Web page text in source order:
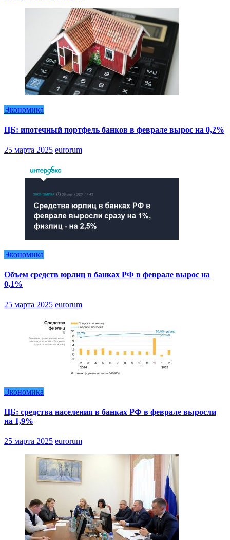
Экономика
ЦБ: ипотечный портфель банков в феврале вырос на 0,2%
25 марта 2025 eurorum
Экономика
Объем средств юрлиц в банках РФ в феврале вырос на
0,1%
25 марта 2025 eurorum
Экономика
ЦБ: средства населения в банках РФ в феврале выросли
на 1,9%
25 марта 2025 eurorum